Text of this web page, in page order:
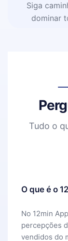
Siga
dominar
Tudo o
O que é o
No 12min
percepções
vendidos do